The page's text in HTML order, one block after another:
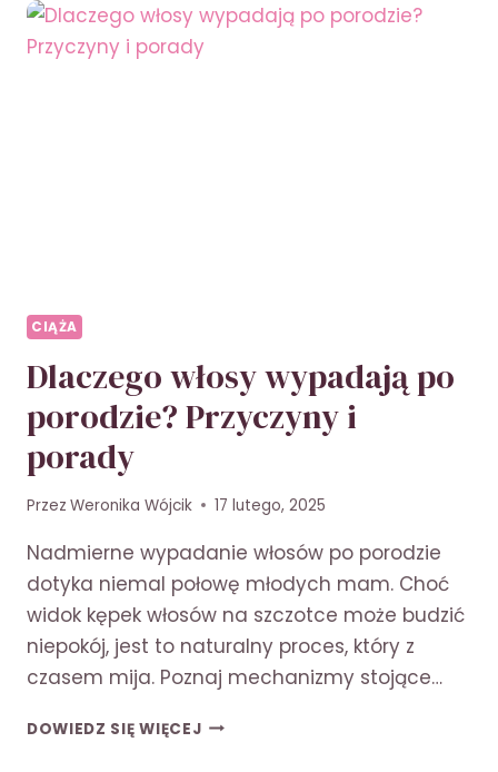
PLECÓW
W
CIĄŻA
Dlaczego włosy wypadają po
porodzie? Przyczyny i
porady
Przez Weronika Wójcik 17 lutego, 2025
Nadmierne wypadanie włosów po porodzie
dotyka niemal połowę młodych mam. Choć
widok kępek włosów na szczotce może budzić
niepokój, jest to naturalny proces, który z
czasem mija. Poznaj mechanizmy stojące…
DOWIEDZ SIĘ WIĘCEJDLACZEGO